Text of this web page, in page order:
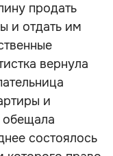
продать
и отдать им
вернула
и
обещала
состоялось